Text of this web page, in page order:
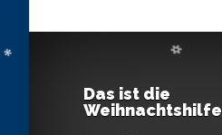
Das ist die
Weihnachtshilfe